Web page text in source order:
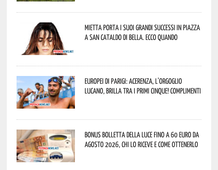
Mietta porta i suoi grandi successi in piazza
a San Cataldo di Bella. Ecco quando
Europei di Parigi: Acerenza, l’orgoglio
lucano, brilla tra i primi cinque! Complimenti
Bonus bolletta della luce fino a 60 euro da
agosto 2026, chi lo riceve e come ottenerlo